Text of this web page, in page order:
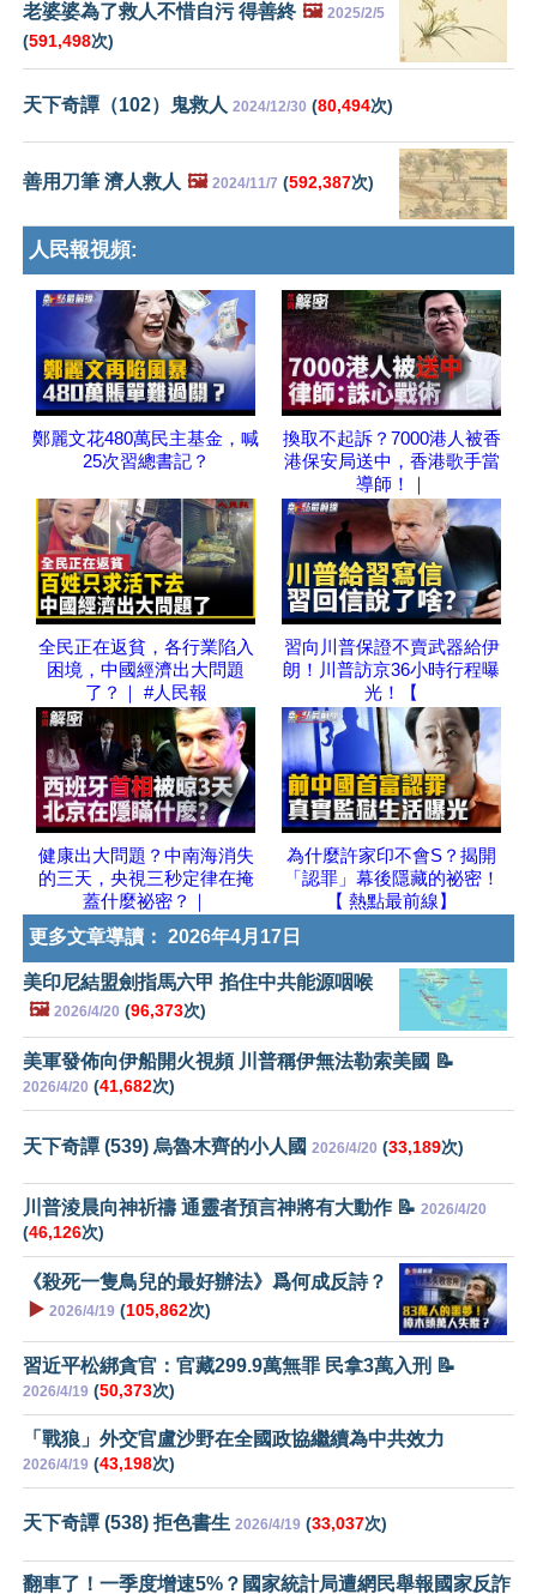
老婆婆為了救人不惜自污 得善終 🖼️ 2025/2/5
(591,498次)
天下奇譚（102）鬼救人 2024/12/30 (80,494次)
善用刀筆 濟人救人 🖼️ 2024/11/7 (592,387次)
人民報視頻:
鄭麗文花480萬民主基金，喊
25次習總書記？
換取不起訴？7000港人被香
港保安局送中，香港歌手當
導師！｜
全民正在返貧，各行業陷入
困境，中國經濟出大問題
了？｜ #人民報
習向川普保證不賣武器給伊
朗！川普訪京36小時行程曝
光！【
健康出大問題？中南海消失
的三天，央視三秒定律在掩
蓋什麼祕密？｜
為什麼許家印不會S？揭開
「認罪」幕後隱藏的祕密！
【 熱點最前線】
更多文章導讀： 2026年4月17日
美印尼結盟劍指馬六甲 掐住中共能源咽喉
🖼️ 2026/4/20 (96,373次)
美軍發佈向伊船開火視頻 川普稱伊無法勒索美國 📝
2026/4/20 (41,682次)
天下奇譚 (539) 烏魯木齊的小人國 2026/4/20 (33,189次)
川普淩晨向神祈禱 通靈者預言神將有大動作 📝 2026/4/20
(46,126次)
《殺死一隻鳥兒的最好辦法》爲何成反詩？
▶️ 2026/4/19 (105,862次)
習近平松綁貪官：官藏299.9萬無罪 民拿3萬入刑 📝
2026/4/19 (50,373次)
「戰狼」外交官盧沙野在全國政協繼續為中共效力
2026/4/19 (43,198次)
天下奇譚 (538) 拒色書生 2026/4/19 (33,037次)
翻車了！一季度增速5%？國家統計局遭網民舉報國家反詐